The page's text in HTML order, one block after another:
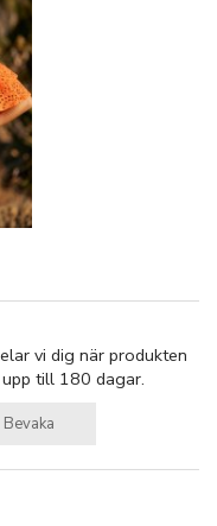
vi dig när produkten
till 180 dagar.
Bevaka